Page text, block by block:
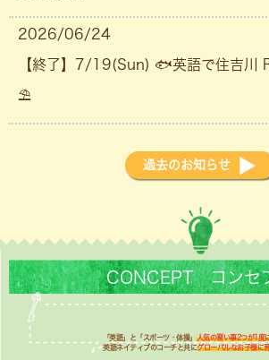
2026/06/24
【終了】7/19(Sun) 🐟英語で住吉
⛱
過去のお知らせ
CONCEPT コンセ
「英語」と「スポーツ・体操」人気の習い事2つが1度
英語ネイティブのコーチと共にグローバルなお子様に